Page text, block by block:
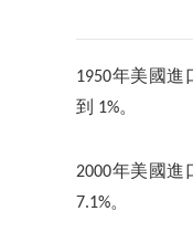
1950年美國進
到 1%。
2000年美國進
7.1%。